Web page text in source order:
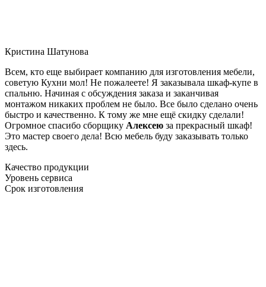
Кристина Шатунова
Всем, кто еще выбирает компанию для изготовления мебели,
советую Кухни мол! Не пожалеете! Я заказывала шкаф-купе в
спальню. Начиная с обсуждения заказа и заканчивая
монтажом никаких проблем не было. Все было сделано очень
быстро и качественно. К тому же мне ещё скидку сделали!
Огромное спасибо сборщику Алексею за прекрасный шкаф!
Это мастер своего дела! Всю мебель буду заказывать только
здесь.
Качество продукции
Уровень сервиса
Срок изготовления